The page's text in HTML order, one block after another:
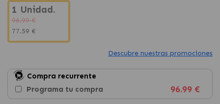
1 Unidad.
96.99 €
77.59 €
Descubre nuestras promociones
Compra recurrente
Programa tu compra
96.99 €